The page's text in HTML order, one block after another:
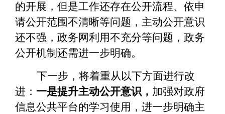
的开展，但是工作还存在公开流程、依申
请公开范围不清晰等问题，主动公开意识
还不强，政务网利用不充分等问题，政务
公开机制还需进一步明确。
下一步，将着重从以下方面进行改
进： 一是提升主动公开意识， 加强对政府
信息公共平台的学习使用，进一步明确主